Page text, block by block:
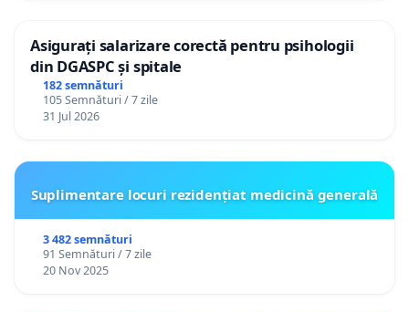
Asigurați salarizare corectă pentru psihologii
din DGASPC și spitale
182 semnături
105 Semnături / 7 zile
31 Jul 2026
Suplimentare locuri rezidențiat medicină generală
3 482 semnături
91 Semnături / 7 zile
20 Nov 2025